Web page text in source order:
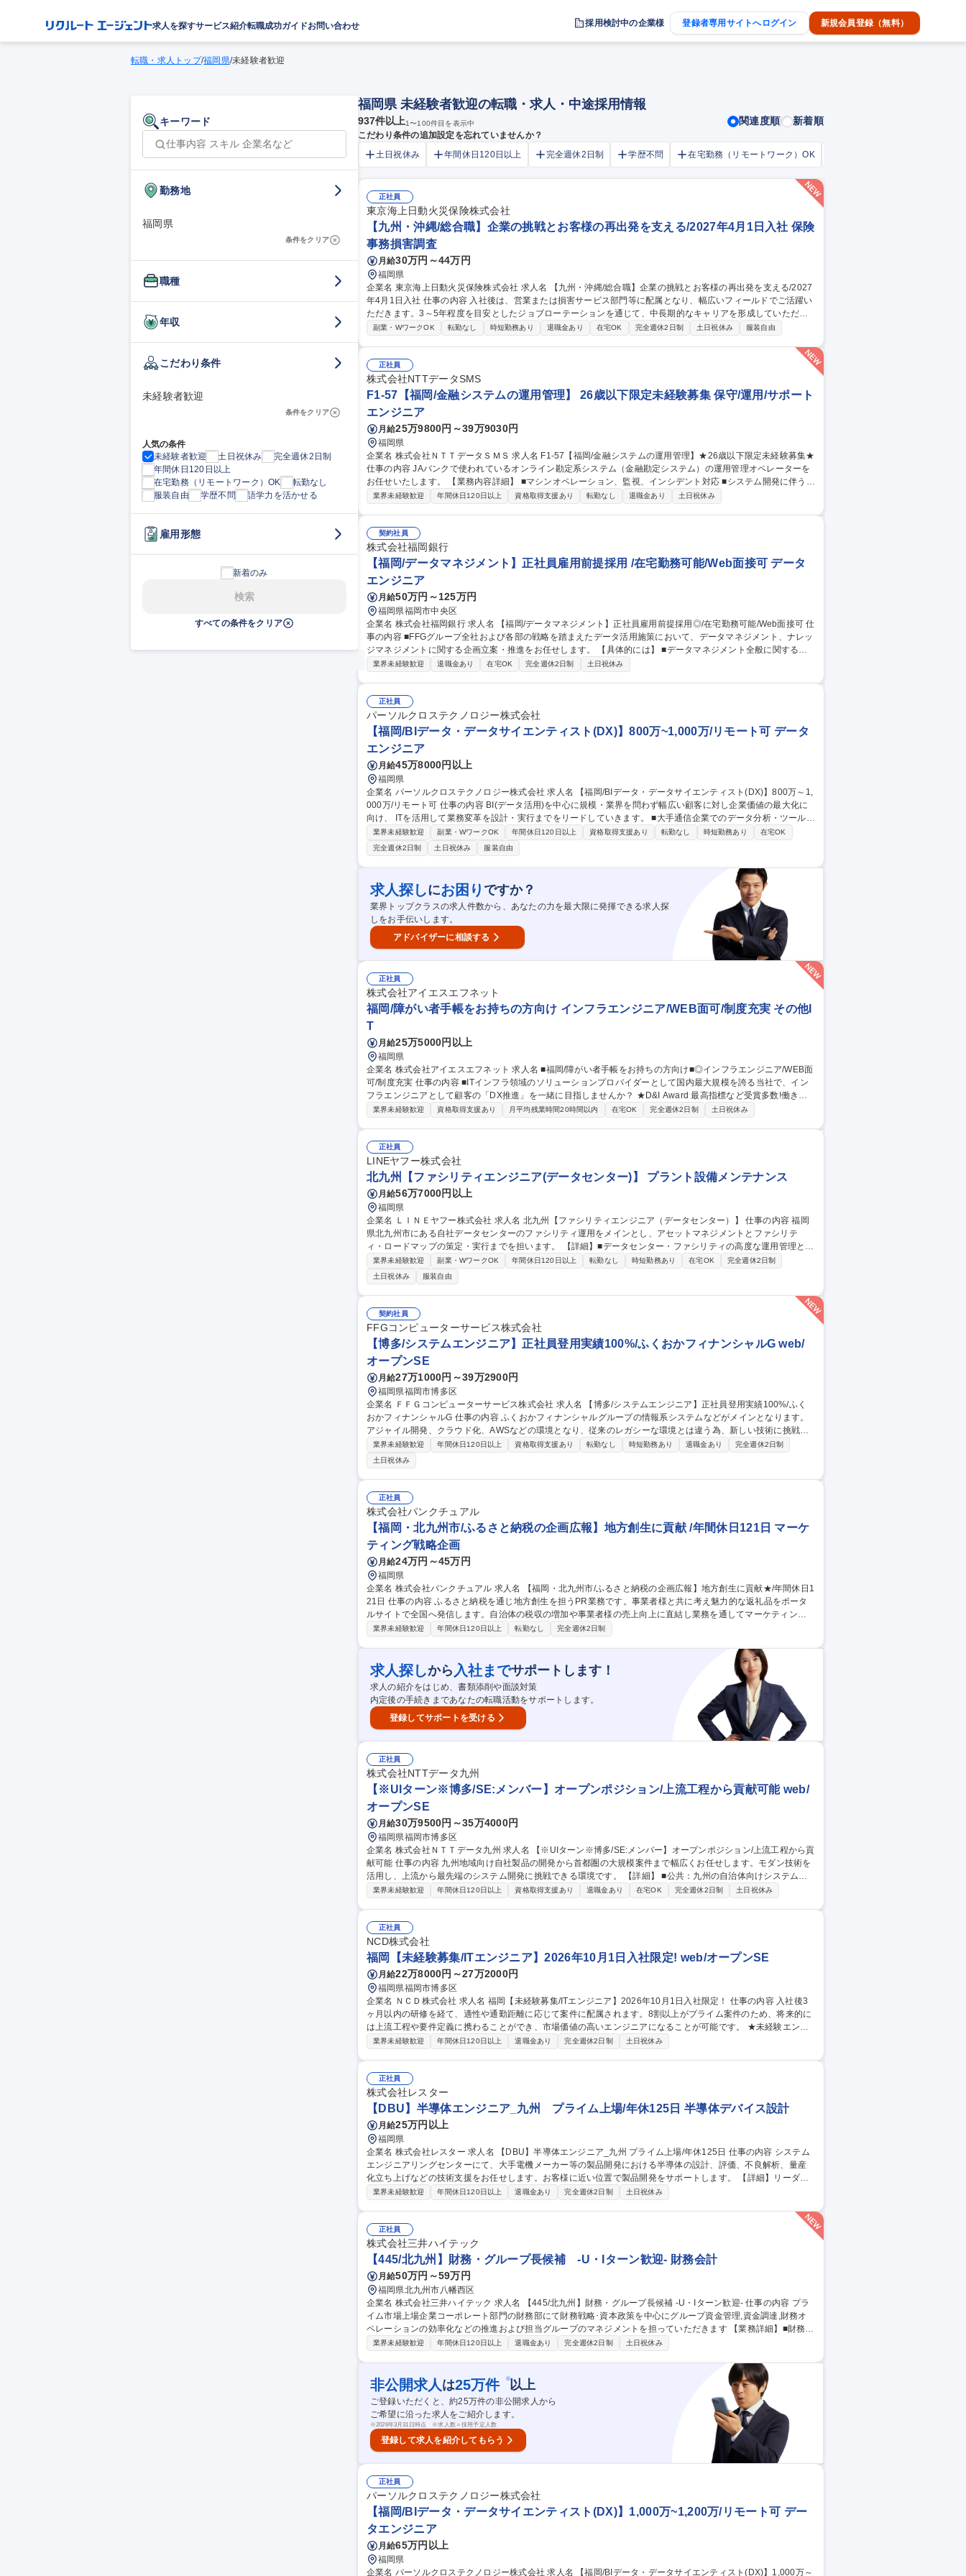
求人を探すサービス紹介転職成功ガイドお問い合わせ 採用検討中の企業様 登録者専用サイトへログイン 新規会員登録（無料）
転職・求人トップ/福岡県/未経験者歓迎
キーワード
勤務地
福岡県
条件をクリア
職種
年収
こだわり条件
未経験者歓迎
条件をクリア
人気の条件
未経験者歓迎
土日祝休み
完全週休2日制
年間休日120日以上
在宅勤務（リモートワーク）OK
転勤なし
服装自由
学歴不問 語学力を活かせる
雇用形態
新着のみ
検索
すべての条件をクリア
福岡県 未経験者歓迎の転職・求人・中途採用情報
937件以上1〜100件目を表示中 関連度順 新着順
こだわり条件の追加設定を忘れていませんか？
土日祝休み
年間休日120日以上 完全週休2日制 学歴不問 在宅勤務（リモートワーク）OK
正社員
東京海上日動火災保険株式会社
【九州・沖縄/総合職】企業の挑戦とお客様の再出発を支える/2027年4月1日入社 保険
事務損害調査
月給30万円～44万円
福岡県
企業名 東京海上日動火災保険株式会社 求人名 【九州・沖縄/総合職】企業の挑戦とお客様の再出発を支える/2027
年4月1日入社 仕事の内容 入社後は、営業または損害サービス部門等に配属となり、幅広いフィールドでご活躍い
ただきます。3～5年程度を目安としたジョブローテーションを通じて、中長期的なキャリアを形成していただき
ます。 以下のコースから1つ選択をいただきます。 1.オープン：営業・損害サービス双方に関心がある方向け。
戦とお客様の再出発を支える/2027年4月1日入社
副業・WワークOK 転勤なし 時短勤務あり 退職金あり 在宅OK 完全週休2日制 土日祝休み 服装自由
正社員
株式会社NTTデータSMS
F1-57【福岡/金融システムの運用管理】 26歳以下限定未経験募集 保守/運用/サポート
エンジニア
月給25万9800円～39万9030円
福岡県
企業名 株式会社ＮＴＴデータＳＭＳ 求人名 F1-57【福岡/金融システムの運用管理】★26歳以下限定未経験募集★
仕事の内容 JAバンクで使われているオンライン勘定系システム（金融勘定システム）の運用管理オペレーターを
お任せいたします。 【業務内容詳細】 ■マシンオペレーション、監視、インシデント対応 ■システム開発に伴う運
用受け入れ推進 ■改善活動、各種報告書作成 【業務の魅力】 ITILに基づいた大規模金融システムの運用業務を担
業界未経験歓迎 年間休日120日以上 資格取得支援あり 転勤なし 退職金あり 土日祝休み
契約社員
株式会社福岡銀行
【福岡/データマネジメント】正社員雇用前提採用 /在宅勤務可能/Web面接可 データ
エンジニア
月給50万円～125万円
福岡県福岡市中央区
企業名 株式会社福岡銀行 求人名 【福岡/データマネジメント】正社員雇用前提採用◎/在宅勤務可能/Web面接可 仕
事の内容 ■FFGグループ全社および各部の戦略を踏まえたデータ活用施策において、データマネジメント、ナレッ
ジマネジメントに関する企画立案・推進をお任せします。 【具体的には】 ■データマネジメント全般に関する企
画立案・推進■ナレッジマネジメントに関する企画立案・推進■全社および各部の戦略を踏まえたデータ活用施策
ト】正社員雇用前提採用◎/在宅勤務可能/Web面接可
業界未経験歓迎 退職金あり 在宅OK 完全週休2日制 土日祝休み
正社員
パーソルクロステクノロジー株式会社
【福岡/BIデータ・データサイエンティスト(DX)】800万~1,000万/リモート可 データ
エンジニア
月給45万8000円以上
福岡県
企業名 パーソルクロステクノロジー株式会社 求人名 【福岡/BIデータ・データサイエンティスト(DX)】800万～1,
000万/リモート可 仕事の内容 BI(データ活用)を中心に規模・業界を問わず幅広い顧客に対し企業価値の最大化に
向け、 ITを活用して業務変革を設計・実行までをリードしていきます。 ■大手通信企業でのデータ分析・ツール開
発■インターネットサービス事業会社のデータ分析■ITソリューション企業のデータプラットフォーム推進・構築■
CRM企業の業務自動化支援 など 当ポジションにおいては顧客との距離が近く、当社が注力している領域でのITコ
ンサルティング部門との連携も活発で、将来的にはエンジニアからITコンサルタントへのキャリアも描くことがで
きます。 募集職種 【福岡/BIデータ・データサイエンティスト(DX)】800万～1,000万/リモート可
業界未経験歓迎 副業・WワークOK 年間休日120日以上 資格取得支援あり 転勤なし 時短勤務あり
在宅OK
完全週休2日制
土日祝休み 服装自由
求人探しにお困り ですか？
業界トップクラスの求人件数から、あなたの力を最大限に発揮できる求人探
しをお手伝いします。
アドバイザーに相談する
正社員
株式会社アイエスエフネット
福岡/障がい者手帳をお持ちの方向け インフラエンジニア/WEB面可/制度充実 その他I
T
月給25万5000円以上
福岡県
企業名 株式会社アイエスエフネット 求人名 ■福岡/障がい者手帳をお持ちの方向け■◎インフラエンジニア/WEB面
可/制度充実 仕事の内容 ■ITインフラ領域のソリューションプロバイダーとして国内最大規模を誇る当社で、イン
フラエンジニアとして顧客の「DX推進」を一緒に目指しませんか？ ★D&I Award 最高指標など受賞多数!働き易
い制度を完備！ ■ネットワークやサーバの設計、構築、運用、保守やデータベースチューニング業務全般 ■データ
よるDNSサーバ統一、SGSによる統合型ゲートウェイセキュリティ実現等) ■経験や入社時期により配属先を決定
募集職種 ■福岡/障がい者手帳をお持ちの方向け■◎インフラエンジニア/WEB面可/制度充実
業界未経験歓迎 資格取得支援あり 月平均残業時間20時間以内 在宅OK 完全週休2日制 土日祝休み
正社員
LINEヤフー株式会社
北九州【ファシリティエンジニア(データセンター)】 プラント設備メンテナンス
月給56万7000円以上
福岡県
企業名 ＬＩＮＥヤフー株式会社 求人名 北九州【ファシリティエンジニア（データセンター）】 仕事の内容 福岡
県北九州市にある自社データセンターのファシリティ運用をメインとし、アセットマネジメントとファシリテ
ィ・ロードマップの策定・実行までを担います。 【詳細】■データセンター・ファシリティの高度な運用管理と安
定稼働の指揮：電気・空調設備等ファシリティの保守・障害対応・インシデント管理、サービス部門からの需要
に基づいた電源・空調・スペースのキャパシティ設計と、DC利用効率の最大化■北九州データセンターの中長期
ファシリティ・ロードマップの策定と実行：電力コストや業務委託コストなどのOPEX効率化、設備更改費用など
のCAPEX最適化 募集職種 北九州【ファシリティエンジニア（データセンター）】
業界未経験歓迎 副業・WワークOK 年間休日120日以上 転勤なし 時短勤務あり 在宅OK
完全週休2日制
土日祝休み
服装自由
契約社員
FFGコンピューターサービス株式会社
【博多/システムエンジニア】正社員登用実績100%/ふくおかフィナンシャルG web/
オープンSE
月給27万1000円～39万2900円
福岡県福岡市博多区
企業名 ＦＦＧコンピューターサービス株式会社 求人名 【博多/システムエンジニア】正社員登用実績100%/ふく
おかフィナンシャルG 仕事の内容 ふくおかフィナンシャルグループの情報系システムなどがメインとなります。
アジャイル開発、クラウド化、AWSなどの環境となり、従来のレガシーな環境とは違う為、新しい技術に挑戦し
たい方歓迎です。 【職務の特徴】九州を代表する銀行グループのＩＴ企業として、システム開発を上流から手が
けています。近年ではアジャイル開発やクラウド化などにも取り組んでおり、従来の銀行業務に加えて新たな領
域に踏み出しているFFGにおいては、DX化の推進や、ＡＩ分野へのチャレンジも今後益々増加していくことが見
込まれます。【キャリア】資格取得褒賞金制度（最大15万）がある等、社員のスキルアップを後押ししていま
す。 募集職種 【博多/システムエンジニア】正社員登用実績100%/ふくおかフィナンシャルG
業界未経験歓迎 年間休日120日以上 資格取得支援あり 転勤なし 時短勤務あり 退職金あり
完全週休2日制
土日祝休み
正社員
株式会社パンクチュアル
【福岡・北九州市/ふるさと納税の企画広報】地方創生に貢献 /年間休日121日 マーケ
ティング戦略企画
月給24万円～45万円
福岡県
企業名 株式会社パンクチュアル 求人名 【福岡・北九州市/ふるさと納税の企画広報】地方創生に貢献★/年間休日1
21日 仕事の内容 ふるさと納税を通じ地方創生を担うPR業務です。事業者様と共に考え魅力的な返礼品をポータ
ルサイトで全国へ発信します。自治体の税収の増加や事業者様の売上向上に直結し業務を通してマーケティング
力も磨けます。 【具体的には・・・】 ふるさと納税の返礼品に関する企画提案～事務まで一貫して担当します。
影、魅力が伝わるページ作成やデザインを担当。更にポータルサイト上での魅せ方を工夫したブランディングやS
EO対策などのWebマーケティング施策を展開。また、寄付者からの問い合わせ対応といった事務業務も行いま
す。 募集職種 【福岡・北九州市/ふるさと納税の企画広報】地方創生に貢献★/年間休日121日
業界未経験歓迎 年間休日120日以上 転勤なし 完全週休2日制
求人探しから 入社までサポートします！
求人の紹介をはじめ、書類添削や面談対策
内定後の手続きまであなたの転職活動をサポートします。
登録してサポートを受ける
正社員
株式会社NTTデータ九州
【※UIターン※博多/SE:メンバー】オープンポジション/上流工程から貢献可能 web/
オープンSE
月給30万9500円～35万4000円
福岡県福岡市博多区
企業名 株式会社ＮＴＴデータ九州 求人名 【※UIターン※博多/SE:メンバー】オープンポジション/上流工程から貢
献可能 仕事の内容 九州地域向け自社製品の開発から首都圏の大規模案件まで幅広くお任せします。モダン技術を
活用し、上流から最先端のシステム開発に挑戦できる環境です。 【詳細】 ■公共：九州の自治体向けシステム開
発、中央省庁向け大規模開発 ■金融：地場金融機関の業務システム、ネットバンキング等の開発 ■法人：九州を代
業界未経験歓迎 年間休日120日以上 資格取得支援あり 退職金あり 在宅OK 完全週休2日制 土日祝休み
正社員
NCD株式会社
福岡【未経験募集/ITエンジニア】2026年10月1日入社限定! web/オープンSE
月給22万8000円～27万2000円
福岡県福岡市博多区
企業名 ＮＣＤ株式会社 求人名 福岡【未経験募集/ITエンジニア】2026年10月1日入社限定！ 仕事の内容 入社後3
ヶ月以内の研修を経て、適性や通勤距離に応じて案件に配属されます。8割以上がプライム案件のため、将来的に
は上流工程や要件定義に携わることができ、市場価値の高いエンジニアになることが可能です。 ★未経験エンジ
ニアを多数採用してきた実績ある育成プログラムで安心/入社後のステップ（例）★ 1～3か月目：丁寧なIT基礎研
業界未経験歓迎 年間休日120日以上 退職金あり 完全週休2日制 土日祝休み
正社員
株式会社レスター
【DBU】半導体エンジニア_九州 プライム上場/年休125日 半導体デバイス設計
月給25万円以上
福岡県
企業名 株式会社レスター 求人名 【DBU】半導体エンジニア_九州 プライム上場/年休125日 仕事の内容 システム
エンジニアリングセンターにて、大手電機メーカー等の製品開発における半導体の設計、評価、不良解析、量産
化立ち上げなどの技術支援をお任せします。お客様に近い位置で製品開発をサポートします。 【詳細】リーダー
の指示のもと技術サポートからスタートし、徐々に専門性や難易度の高い技術の担当へとステップアップしてい
す。 【働き方】残業は月平均20時間（繁忙期50時間）。フレックスタイム制（コアタイムなし）を導入してお
り、柔軟な働き方が可能です。原則出社となります。 募集職種 【DBU】半導体エンジニア_九州 プライム上場/年
休125日
業界未経験歓迎 年間休日120日以上 退職金あり 完全週休2日制 土日祝休み
正社員
株式会社三井ハイテック
【445/北九州】財務・グループ長候補 -U・Iターン歓迎- 財務会計
月給50万円～59万円
福岡県北九州市八幡西区
企業名 株式会社三井ハイテック 求人名 【445/北九州】財務・グループ長候補 -U・Iターン歓迎- 仕事の内容 プラ
イム市場上場企業コーポレート部門の財務部にて財務戦略･資本政策を中心にグループ資金管理,資金調達,財務オ
ペレーションの効率化などの推進および担当グループのマネジメントを担っていただきます 【業務詳細】■財務グ
ループのマネジメント業務■財務戦略･資本政策,グループ資金管理などの企画立案,運営推進■財務オペレーション
資金調達の実行,直接金融検討,配当方針立案■連結資金管理:グローバル資金の一元管理･高度化,為替ヘッジ対応■財
務オペレーション:日常の資金繰り,入出金等のオペレーション管理 募集職種 【445/北九州】財務・グループ長候
補 -U・Iターン歓迎-
業界未経験歓迎 年間休日120日以上 退職金あり 完全週休2日制 土日祝休み
非公開求人 は25万件 ※以上
ご登録いただくと、約25万件の非公開求人から
ご希望に沿った求人をご紹介します。
※2026年3月31日時点 ※求人数＝採用予定人数
登録して求人を紹介してもらう
正社員
パーソルクロステクノロジー株式会社
【福岡/BIデータ・データサイエンティスト(DX)】1,000万~1,200万/リモート可 デー
タエンジニア
月給65万円以上
福岡県
企業名 パーソルクロステクノロジー株式会社 求人名 【福岡/BIデータ・データサイエンティスト(DX)】1,000万～